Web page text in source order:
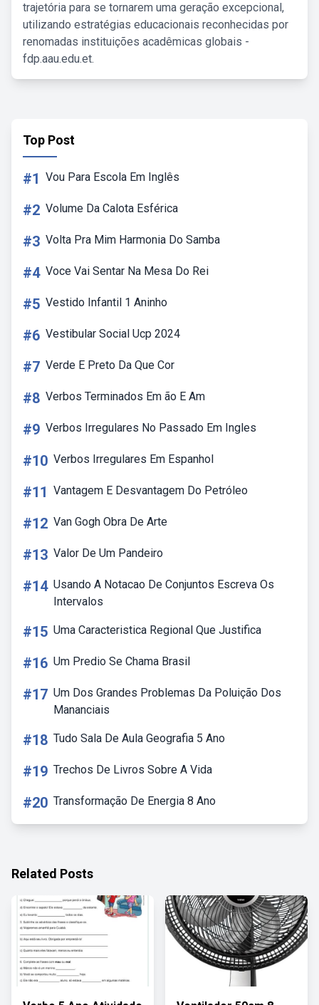
trajetória para se tornarem uma geração excepcional,
utilizando estratégias educacionais reconhecidas por
renomadas instituições acadêmicas globais -
fdp.aau.edu.et.
Top Post
#1 Vou Para Escola Em Inglês
#2 Volume Da Calota Esférica
#3 Volta Pra Mim Harmonia Do Samba
#4 Voce Vai Sentar Na Mesa Do Rei
#5 Vestido Infantil 1 Aninho
#6 Vestibular Social Ucp 2024
#7 Verde E Preto Da Que Cor
#8 Verbos Terminados Em ão E Am
#9 Verbos Irregulares No Passado Em Ingles
#10 Verbos Irregulares Em Espanhol
#11 Vantagem E Desvantagem Do Petróleo
#12 Van Gogh Obra De Arte
#13 Valor De Um Pandeiro
#14 Usando A Notacao De Conjuntos Escreva Os
Intervalos
#15 Uma Caracteristica Regional Que Justifica
#16 Um Predio Se Chama Brasil
#17 Um Dos Grandes Problemas Da Poluição Dos
Mananciais
#18 Tudo Sala De Aula Geografia 5 Ano
#19 Trechos De Livros Sobre A Vida
#20 Transformação De Energia 8 Ano
Related Posts